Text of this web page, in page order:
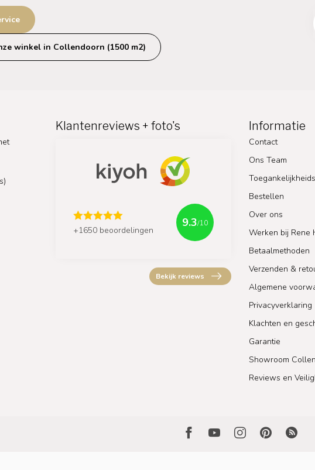
winkel in Collendoorn (1500 m2)
Klantenreviews + foto's
+1650 beoordelingen
9.3/10
Bekijk reviews
Informatie
Contact
Ons Team
Bestellen
Over ons
Werken bij Rene
Betaalmethoden
Verzenden &
Algemene
Privacyverklaring
Klachten en
Garantie
Showroom
Reviews en